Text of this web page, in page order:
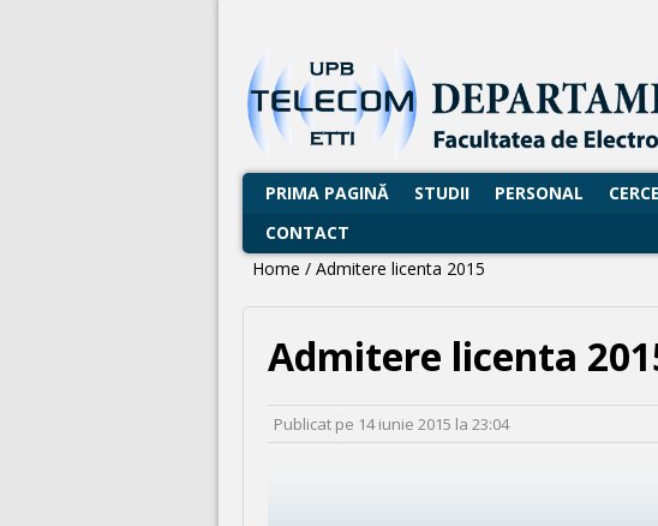
PRIMA PAGINĂ STUDII PERSONAL
CONTACT
Home / Admitere licenta 2015
Admitere licenta
Publicat pe 14 iunie 2015 la 23:04